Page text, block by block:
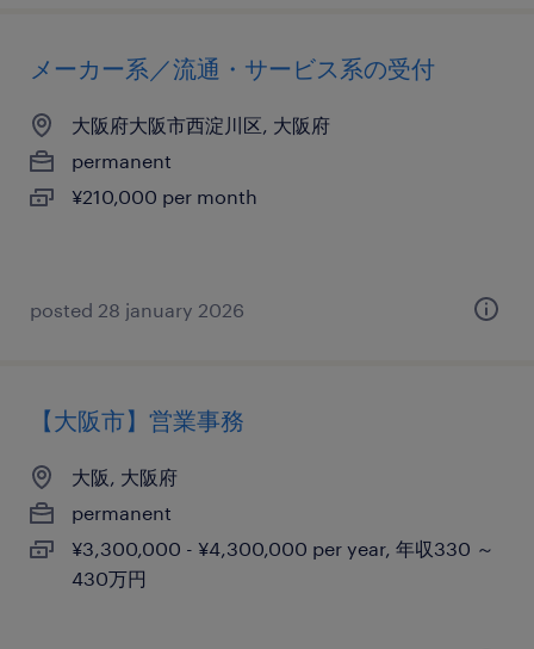
メーカー系／流通・サービス系の受付
大阪府大阪市西淀川区, 大阪府
permanent
¥210,000 per month
posted 28 january 2026
【大阪市】営業事務
大阪, 大阪府
permanent
¥3,300,000 - ¥4,300,000 per year, 年収330 ～
430万円